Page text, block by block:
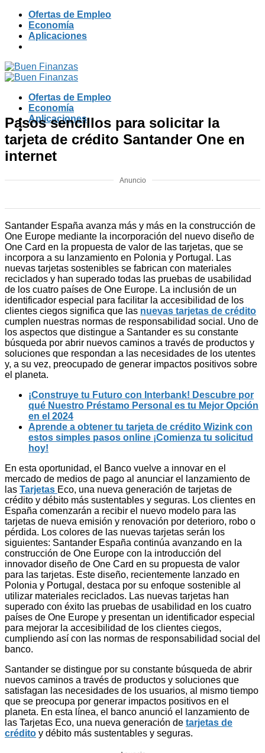
Skip
content
Ofertas de Empleo
Economía
Aplicaciones
Ofertas de Empleo
Economía
Aplicaciones
Pasos sencillos para solicitar la
tarjeta de crédito Santander One en
internet
Anuncio
Santander España avanza más y más en la construcción de
One Europe mediante la incorporación del nuevo diseño de
One Card en la propuesta de valor de las tarjetas, que se
incorpora a su lanzamiento en Polonia y Portugal. Las
nuevas tarjetas sostenibles se fabrican con materiales
reciclados y han superado todas las pruebas de usabilidad
de los cuatro países de One Europe. La inclusión de un
identificador especial para facilitar la accesibilidad de los
clientes ciegos significa que las nuevas tarjetas de crédito
cumplen nuestras normas de responsabilidad social. Uno de
los aspectos que distingue a Santander es su constante
búsqueda por abrir nuevos caminos a través de productos y
soluciones que respondan a las necesidades de los utentes
y, a su vez, preocupado de generar impactos positivos sobre
el planeta.
¡Construye tu Futuro con Interbank! Descubre por
qué Nuestro Préstamo Personal es tu Mejor Opción
en el 2024
Aprende a obtener tu tarjeta de crédito Wizink con
estos simples pasos online ¡Comienza tu solicitud
hoy!
En esta oportunidad, el Banco vuelve a innovar en el
mercado de medios de pago al anunciar el lanzamiento de
las Tarjetas Eco, una nueva generación de tarjetas de
crédito y débito más sustentables y seguras. Los clientes en
España comenzarán a recibir el nuevo modelo para las
tarjetas de nueva emisión y renovación por deterioro, robo o
pérdida. Los colores de las nuevas tarjetas serán los
siguientes: Santander España continúa avanzando en la
construcción de One Europe con la introducción del
innovador diseño de One Card en su propuesta de valor
para las tarjetas. Este diseño, recientemente lanzado en
Polonia y Portugal, destaca por su enfoque sostenible al
utilizar materiales reciclados. Las nuevas tarjetas han
superado con éxito las pruebas de usabilidad en los cuatro
países de One Europe y presentan un identificador especial
para mejorar la accesibilidad de los clientes ciegos,
cumpliendo así con las normas de responsabilidad social del
banco.
Santander se distingue por su constante búsqueda de abrir
nuevos caminos a través de productos y soluciones que
satisfagan las necesidades de los usuarios, al mismo tiempo
que se preocupa por generar impactos positivos en el
planeta. En esta línea, el banco anunció el lanzamiento de
las Tarjetas Eco, una nueva generación de tarjetas de
crédito y débito más sustentables y seguras.